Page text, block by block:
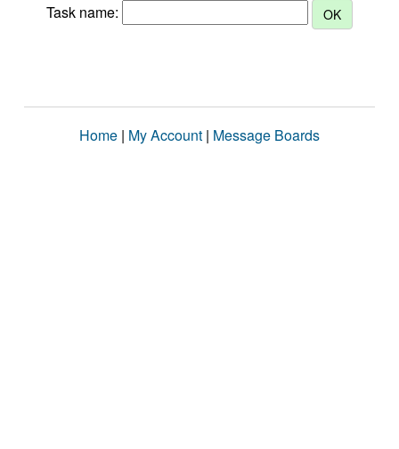
Task name:
Home | My Account | Message Boards